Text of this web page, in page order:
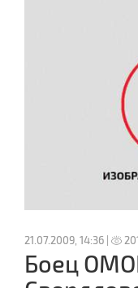
21.07.2009, 14:36 |
Боец